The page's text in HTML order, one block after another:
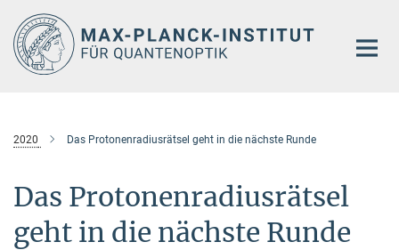
Hauptinhalt
2020 Das Protonenradiusrätsel geht in die nächste Runde
Das Protonenradiusrätsel
geht in die nächste Runde